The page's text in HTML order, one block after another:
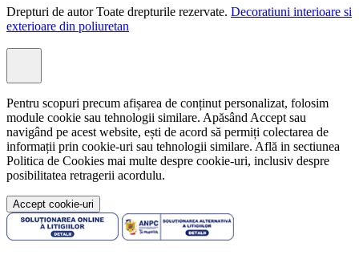
Drepturi de autor Toate drepturile rezervate. Decoratiuni interioare si
exterioare din poliuretan
Pentru scopuri precum afișarea de conținut personalizat, folosim
module cookie sau tehnologii similare. Apăsând Accept sau
navigând pe acest website, ești de acord să permiți colectarea de
informații prin cookie-uri sau tehnologii similare. Află in sectiunea
Politica de Cookies mai multe despre cookie-uri, inclusiv despre
posibilitatea retragerii acordulu.
Accept cookie-uri